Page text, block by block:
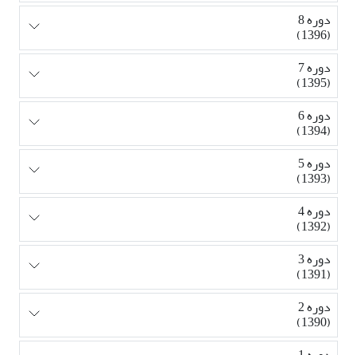
دوره 8
(1396)
دوره 7
(1395)
دوره 6
(1394)
دوره 5
(1393)
دوره 4
(1392)
دوره 3
(1391)
دوره 2
(1390)